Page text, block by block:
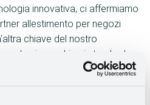
innovativa, ci affermiamo
allestimento per negozi
chiave del nostro
moderni macchinari standard
garantiscono i più
possono essere adattati in